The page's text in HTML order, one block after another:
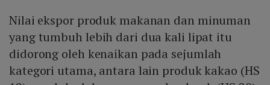
Nilai ekspor produk makanan dan minuman
yang tumbuh lebih dari dua kali lipat itu
didorong oleh kenaikan pada sejumlah
kategori utama, antara lain produk kakao (HS